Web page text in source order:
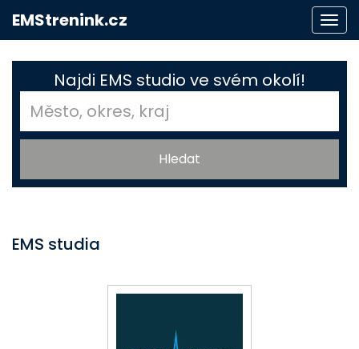
EMStrenink.cz
Najdi EMS studio ve svém okolí!
EMS studia